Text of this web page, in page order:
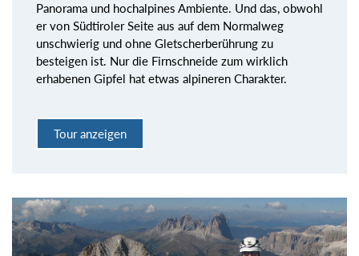
Panorama und hochalpines Ambiente. Und das, obwohl
er von Südtiroler Seite aus auf dem Normalweg
unschwierig und ohne Gletscherberührung zu
besteigen ist. Nur die Firnschneide zum wirklich
erhabenen Gipfel hat etwas alpineren Charakter.
Tour anzeigen